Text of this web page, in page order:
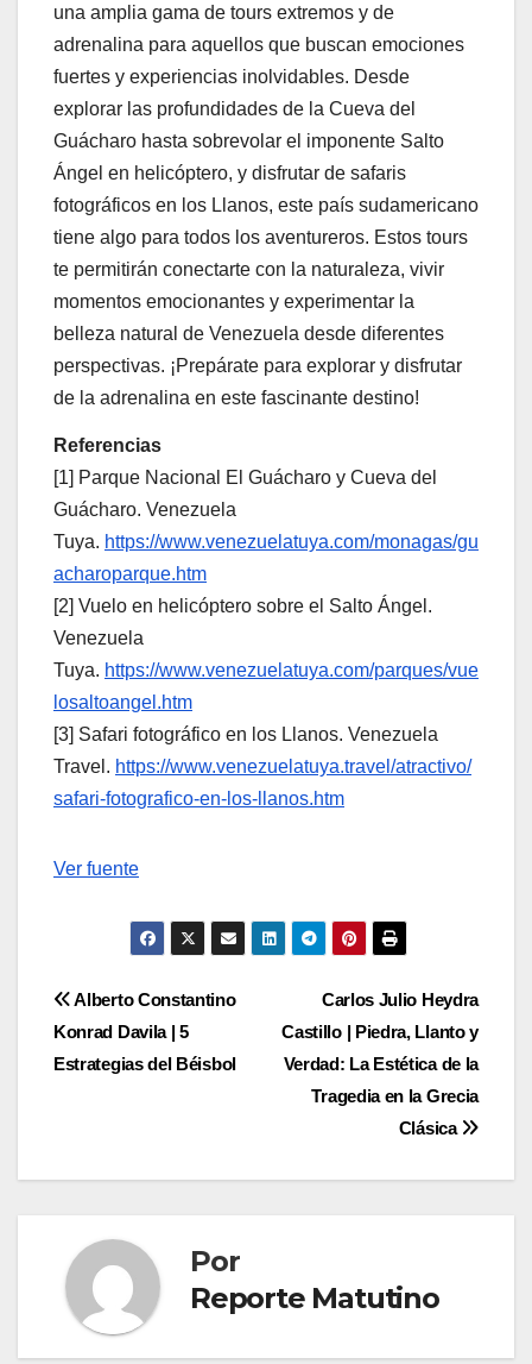
una amplia gama de tours extremos y de
adrenalina para aquellos que buscan emociones
fuertes y experiencias inolvidables. Desde
explorar las profundidades de la Cueva del
Guácharo hasta sobrevolar el imponente Salto
Ángel en helicóptero, y disfrutar de safaris
fotográficos en los Llanos, este país sudamericano
tiene algo para todos los aventureros. Estos tours
te permitirán conectarte con la naturaleza, vivir
momentos emocionantes y experimentar la
belleza natural de Venezuela desde diferentes
perspectivas. ¡Prepárate para explorar y disfrutar
de la adrenalina en este fascinante destino!
Referencias
[1] Parque Nacional El Guácharo y Cueva del
Guácharo. Venezuela
Tuya. https://www.venezuelatuya.com/monagas/gu
acharoparque.htm
[2] Vuelo en helicóptero sobre el Salto Ángel.
Venezuela
Tuya. https://www.venezuelatuya.com/parques/vue
losaltoangel.htm
[3] Safari fotográfico en los Llanos. Venezuela
Travel. https://www.venezuelatuya.travel/atractivo/
safari-fotografico-en-los-llanos.htm
Navegación
entradas
Ver fuente
Navegación
de
Carlos Julio Heydra
Castillo | Piedra, Llanto y
Verdad: La Estética de la
Tragedia en la Grecia
Clásica
Alberto Constantino
Konrad Davila | 5
Estrategias del Béisbol
Por
Reporte Matutino